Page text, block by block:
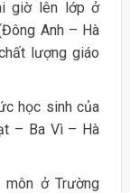
giờ lên lớp ở
Anh – Hà
lượng giáo
học sinh của
– Ba Vì – Hà
ở Trường